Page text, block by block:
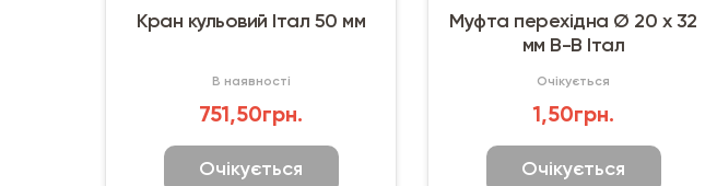
Кран кульовий Італ 50 мм
В наявності
751,50грн.
Очікується
Муфта перехідна Ø 20 х 32
мм В-В Італ
Очікується
1,50грн.
Очікується